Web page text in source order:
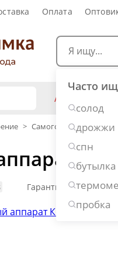
Оплата
Часто
солод
дрожжи
спн
бутылка
пробка
АКЦИИ
Рецепты
Виски
Ром
Джин
Наливки и
> Самогонные аппараты
Гарантия: 1 год